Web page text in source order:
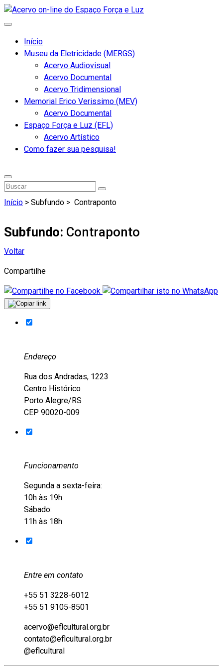
Início
Museu da Eletricidade (MERGS)
Acervo Audiovisual
Acervo Documental
Acervo Tridimensional
Memorial Erico Verissimo (MEV)
Acervo Documental
Espaço Força e Luz (EFL)
Acervo Artístico
Como fazer sua pesquisa!
Início > Subfundo > Contraponto
Subfundo: Contraponto
Voltar
Compartilhe
Endereço
Rua dos Andradas, 1223
Centro Histórico
Porto Alegre/RS
CEP 90020-009
Funcionamento
Segunda a sexta-feira:
10h às 19h
Sábado:
11h às 18h
Entre em contato
+55 51 3228-6012
+55 51 9105-8501
acervo@eflcultural.org.br
contato@eflcultural.org.br
@eflcultural